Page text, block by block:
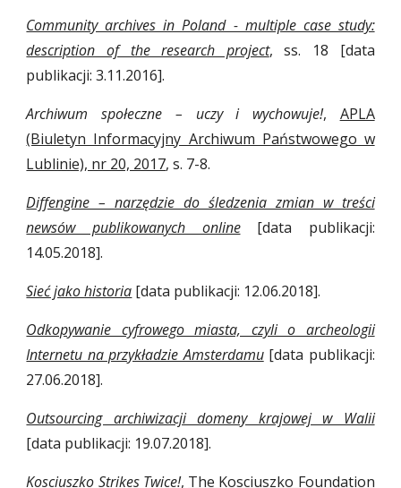
Community archives in Poland - multiple case study:
description of the research project, ss. 18 [data
publikacji: 3.11.2016].
Archiwum społeczne – uczy i wychowuje!, APLA
(Biuletyn Informacyjny Archiwum Państwowego w
Lublinie), nr 20, 2017, s. 7-8.
Diffengine – narzędzie do śledzenia zmian w treści
newsów publikowanych online[data publikacji:
14.05.2018].
Sieć jako historia [data publikacji: 12.06.2018].
Odkopywanie cyfrowego miasta, czyli o archeologii
Internetu na przykładzie Amsterdamu[data publikacji:
27.06.2018].
Outsourcing archiwizacji domeny krajowej w Walii
[data publikacji: 19.07.2018].
Kosciuszko Strikes Twice!, The Kosciuszko Foundation